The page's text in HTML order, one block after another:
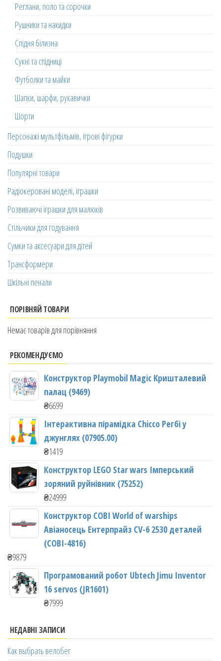
Реглани, поло та сорочки
Рушники та накидки
Спідня білизна
Сукні та спідниці
Футболки та майки
Шапки, шарфи, рукавички
Шорти
Персонажі мультфільмів, ігрові фігурки
Подушки
Популярні товари
Радіокеровані моделі, іграшки
Розвиваючі іграшки для малюків
Стільчики для годування
Сумки та аксесуари для дітей
Трансформери
Шкільні пенали
ПОРІВНЯЙ ТОВАРИ
Немає товарів для порівняння
РЕКОМЕНДУЄМО
Конструктор Playmobil Magic Кришталевий
палац (9469)
₴6699
Інтерактивна пірамідка Chicco Регбі у
джунглях (07905.00)
₴1419
Конструктор LEGO Star wars Імперський
зоряний руйнівник (75252)
₴24999
Конструктор COBI World of warships
Авіаносець Ентерпрайз CV-6 2530 деталей
(COBI-4816)
₴9879
Програмований робот Ubtech Jimu Inventor
16 servos (JR1601)
₴7999
НЕДАВНІ ЗАПИСИ
Как выбрать велобег